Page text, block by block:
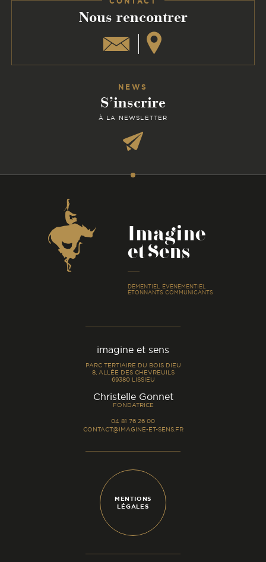
Nous rencontrer
NEWS
S’inscrire
À LA NEWSLETTER
Coordonnées
Imagine
et Sens
DÉMENTIEL ÉVÉNEMENTIEL
ÉTONNANTS COMMUNICANTS
imagine et sens
PARC TERTIAIRE DU BOIS DIEU
8, ALLÉE DES CHEVREUILS
69380 LISSIEU
Christelle Gonnet-
FONDATRICE
04 81 76 26 00
CONTACT@IMAGINE-ET-SENS.FR
MENTIONS
LÉGALES